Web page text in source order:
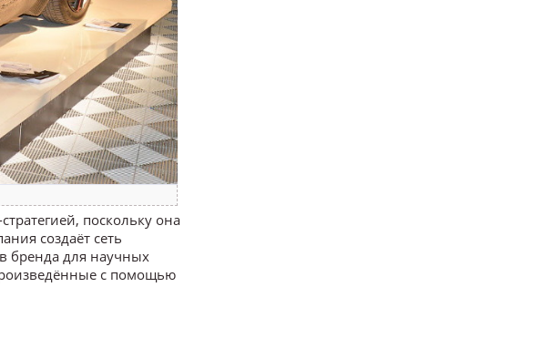
поскольку она
создаёт сеть
бренда для научных
с помощью